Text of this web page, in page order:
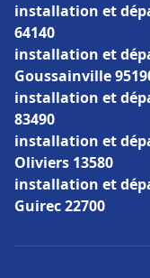
installation et
64140
installation et
Goussainville
installation et
83490
installation et
Oliviers 13580
installation et
Guirec 22700